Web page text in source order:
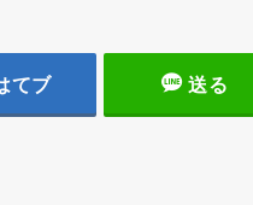
てブ 送る